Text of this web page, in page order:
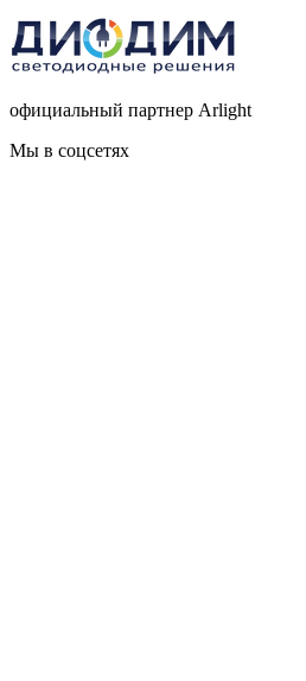
официальный партнер Arlight
Мы в соцсетях